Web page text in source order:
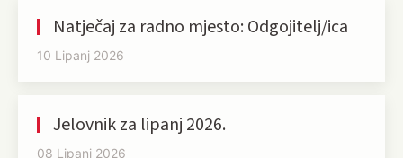
Natječaj za radno mjesto: Odgojitelj/ica
10 Lipanj 2026
Jelovnik za lipanj 2026.
08 Lipanj 2026